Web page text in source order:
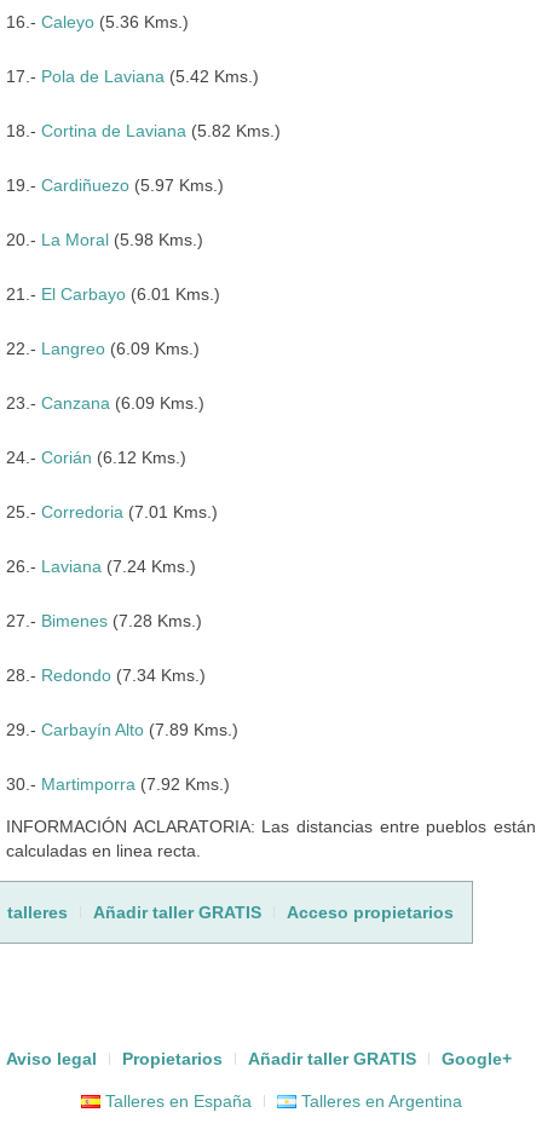
16.- Caleyo (5.36 Kms.)
17.- Pola de Laviana (5.42 Kms.)
18.- Cortina de Laviana (5.82 Kms.)
19.- Cardiñuezo (5.97 Kms.)
20.- La Moral (5.98 Kms.)
21.- El Carbayo (6.01 Kms.)
22.- Langreo (6.09 Kms.)
23.- Canzana (6.09 Kms.)
24.- Corián (6.12 Kms.)
25.- Corredoria (7.01 Kms.)
26.- Laviana (7.24 Kms.)
27.- Bimenes (7.28 Kms.)
28.- Redondo (7.34 Kms.)
29.- Carbayín Alto (7.89 Kms.)
30.- Martimporra (7.92 Kms.)
INFORMACIÓN ACLARATORIA: Las distancias entre pueblos están
calculadas en linea recta.
talleres Añadir taller GRATIS Acceso propietarios
Aviso legal Propietarios Añadir taller GRATIS Google+
Talleres en España Talleres en Argentina